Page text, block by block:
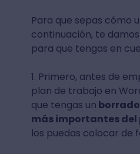
Para que sepas cómo
continuación, te
para que tengas en
1. Primero, antes de
plan de trabajo en
que tengas un
más importantes del
los puedas colocar de